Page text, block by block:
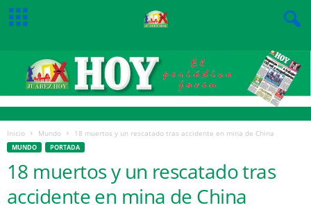
Inicio Mundo 18 muertos y un rescatado tras accidente en mina de China
MUNDO PORTADA
18 muertos y un rescatado tras
accidente en mina de China